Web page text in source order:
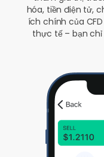
hóa, tiền điện tử,
ích chính của
thực tế – bạn